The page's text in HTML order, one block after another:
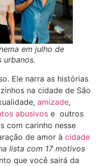
em julho de
urbanos.
Ele narra as histórias
na cidade de São
amizade,
abusivos e outros
com carinho nesse
de amor à cidade
lista com 17 motivos
que você sairá da